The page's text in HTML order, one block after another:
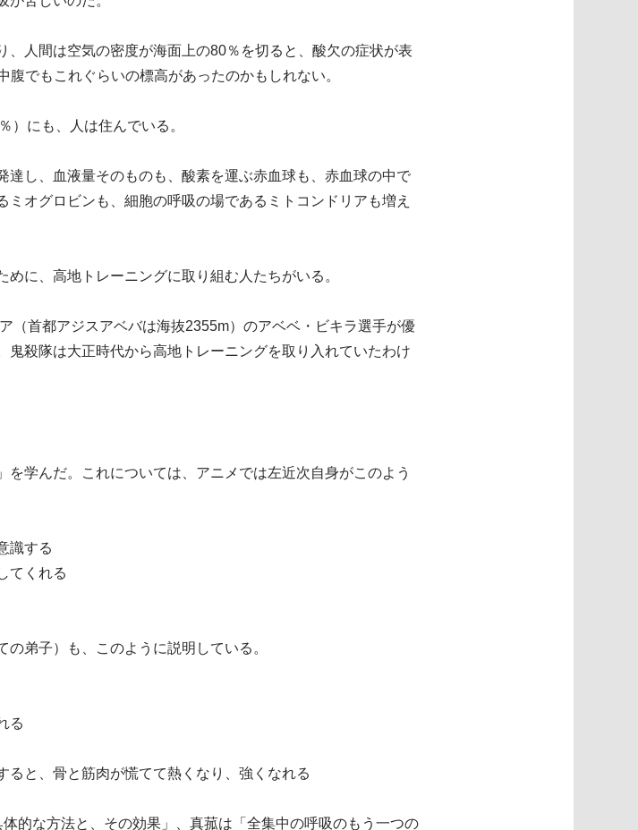
人間は空気の密度が海面上の80％を切ると、酸欠の症状が表
でもこれぐらいの標高があったのかもしれない。
）にも、人は住んでいる。
し、血液量そのものも、酸素を運ぶ赤血球も、赤血球の中で
オグロビンも、細胞の呼吸の場であるミトコンドリアも増え
に、高地トレーニングに取り組む人たちがいる。
（首都アジスアベバは海抜2355m）のアベベ・ビキラ選手が優
殺隊は大正時代から高地トレーニングを取り入れていたわけ
学んだ。これについては、アニメでは左近次自身がこのよう
識する
てくれる
弟子）も、このように説明している。
る
ると、骨と筋肉が慌てて熱くなり、強くなれる
的な方法と、その効果」、真菰は「全集中の呼吸のもう一つの